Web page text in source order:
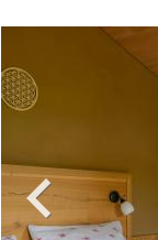
chevron_left